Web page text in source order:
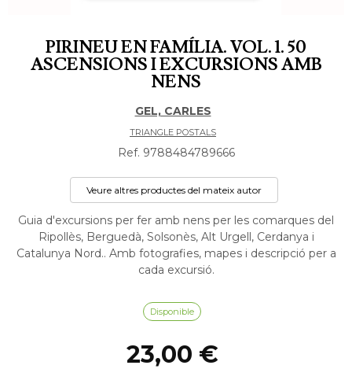
PIRINEU EN FAMÍLIA. VOL. 1. 50
ASCENSIONS I EXCURSIONS AMB
NENS
GEL, CARLES
TRIANGLE POSTALS
Ref. 9788484789666
Veure altres productes del mateix autor
Guia d'excursions per fer amb nens per les comarques del
Ripollès, Berguedà, Solsonès, Alt Urgell, Cerdanya i
Catalunya Nord.. Amb fotografies, mapes i descripció per a
cada excursió.
Disponible
23,00 €